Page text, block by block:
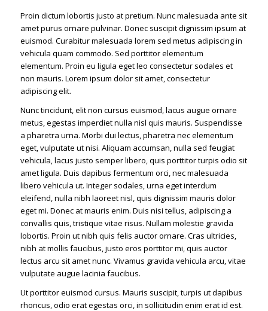
Proin dictum lobortis justo at pretium. Nunc malesuada ante sit
amet purus ornare pulvinar. Donec suscipit dignissim ipsum at
euismod. Curabitur malesuada lorem sed metus adipiscing in
vehicula quam commodo. Sed porttitor elementum
elementum. Proin eu ligula eget leo consectetur sodales et
non mauris. Lorem ipsum dolor sit amet, consectetur
adipiscing elit.
Nunc tincidunt, elit non cursus euismod, lacus augue ornare
metus, egestas imperdiet nulla nisl quis mauris. Suspendisse
a pharetra urna. Morbi dui lectus, pharetra nec elementum
eget, vulputate ut nisi. Aliquam accumsan, nulla sed feugiat
vehicula, lacus justo semper libero, quis porttitor turpis odio sit
amet ligula. Duis dapibus fermentum orci, nec malesuada
libero vehicula ut. Integer sodales, urna eget interdum
eleifend, nulla nibh laoreet nisl, quis dignissim mauris dolor
eget mi. Donec at mauris enim. Duis nisi tellus, adipiscing a
convallis quis, tristique vitae risus. Nullam molestie gravida
lobortis. Proin ut nibh quis felis auctor ornare. Cras ultricies,
nibh at mollis faucibus, justo eros porttitor mi, quis auctor
lectus arcu sit amet nunc. Vivamus gravida vehicula arcu, vitae
vulputate augue lacinia faucibus.
Ut porttitor euismod cursus. Mauris suscipit, turpis ut dapibus
rhoncus, odio erat egestas orci, in sollicitudin enim erat id est.